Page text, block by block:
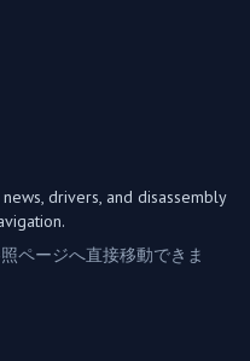
drivers, and disassembly
ページへ直接移動できま